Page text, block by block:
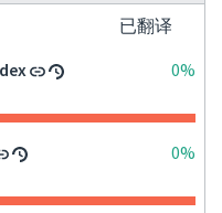
已翻译
0%
0%